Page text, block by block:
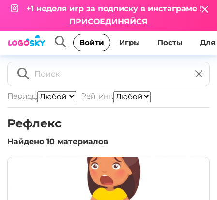
+1 неделя игр за подписку в инстаграме !
ПРИСОЕДИНЯЙСЯ
Игры Посты Для
Войти
Период: Рейтинг:
Рефлекс
Найдено 10 материалов